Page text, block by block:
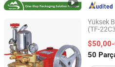
Yüksek
(TF-
50
Taizhou Sunny Agricultural
Zhejiang, China